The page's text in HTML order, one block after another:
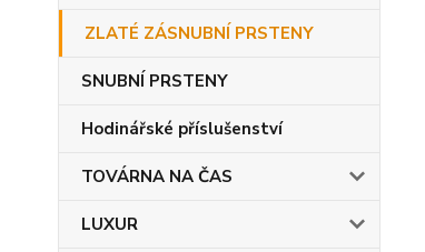
ZLATÉ ZÁSNUBNÍ PRSTENY
SNUBNÍ PRSTENY
Hodinářské příslušenství
TOVÁRNA NA ČAS
LUXUR